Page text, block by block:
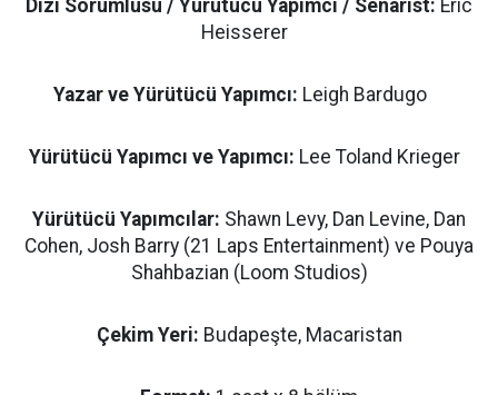
Dizi Sorumlusu / Yürütücü Yapımcı / Senarist: Eric
Heisserer
Yazar ve Yürütücü Yapımcı: Leigh Bardugo
Yürütücü Yapımcı ve Yapımcı: Lee Toland Krieger
Yürütücü Yapımcılar: Shawn Levy, Dan Levine, Dan
Cohen, Josh Barry (21 Laps Entertainment) ve Pouya
Shahbazian (Loom Studios)
Çekim Yeri: Budapeşte, Macaristan